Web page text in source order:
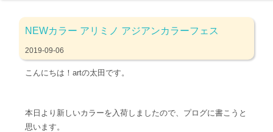
NEWカラー アリミノ アジアンカラーフェス
2019-09-06
こんにちは！artの太田です。
本日より新しいカラーを入荷しましたので、プログに書こうと
思います。